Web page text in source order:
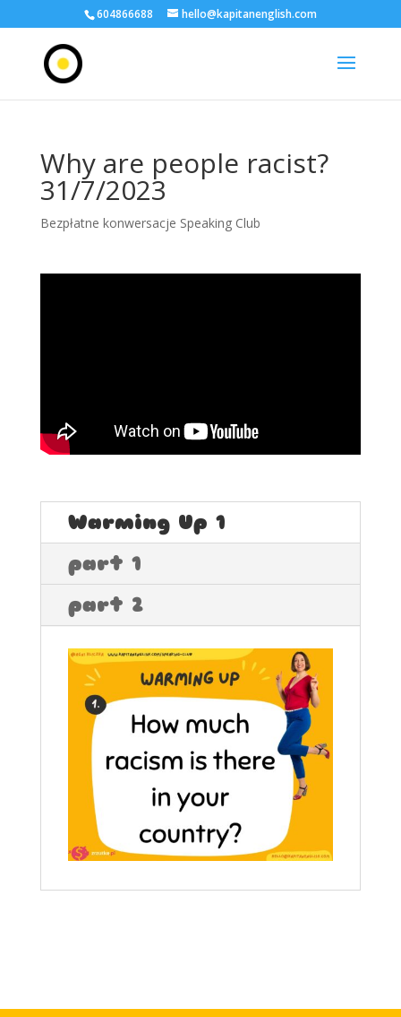
604866688 hello@kapitanenglish.com
Why are people racist?
31/7/2023
Bezpłatne konwersacje Speaking Club
Warming Up 1
part 1
part 2